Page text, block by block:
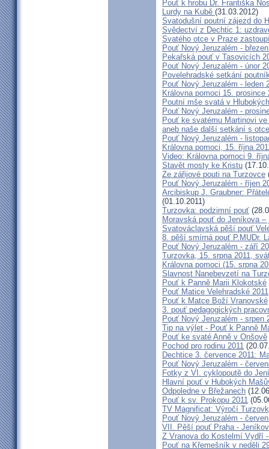
Pouť k hrobu Dr. Františka
Lurdy na Kubě (31.03.2012)
Svatodušní poutní zájezd do
Svědectví z Dechtic 1:
Svatého otce v Praze
Pouť Nový Jeruzalém -
Pekařská pouť v Tasovicích
Pouť Nový Jeruzalém - únor
Povelehradské setkání
Pouť Nový Jeruzalém - leden
Královna pomoci 15. prosince
Poutní mše svatá v
Pouť Nový Jeruzalém -
Pouť ke svatému Martinovi
aneb naše další setkání s
Pouť Nový Jeruzalém -
Královna pomoci, 15. října
Video: Královna pomoci 9.
Stavět mosty ke Kristu
Ze zářijové pouti na Turzovce
Pouť Nový Jeruzalém - říjen
Arcibiskup J. Graubner:
(01.10.2011)
Turzovka: podzimní pouť
Moravská pouť do Jeníkova
Svatováclavská pěší pouť
8. pěší smírná pouť P.MUDr.
Pouť Nový Jeruzalém - září
Turzovka, 15. srpna 2011,
Královna pomoci (15. srpna
Slavnost Nanebevzetí na
Pouť k Panně Marii Klokotské
Pouť Matice Velehradské 2011
Pouť k Matce Boží Vranovské
3. pouť pedagogických
Pouť Nový Jeruzalém - srpen
Tip na výlet - Pouť k Panně
Pouť ke svaté Anně v Onšově
Pochod pro rodinu 2011
Dechtice 3. července 2011:
Pouť Nový Jeruzalém -
Fotky z VI. cyklopoutě do
Hlavní pouť v Hubokých
Odpoledne v Břežanech
Pouť k sv. Prokopu 2011
TV Magnificat: Výročí
Pouť Nový Jeruzalém -
VII. Pěší pouť Praha -
Z Vranova do Kostelmí Vydří
Pouť na Křemešník v neděli